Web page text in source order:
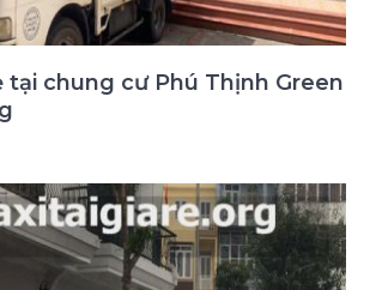
tại chung cư Phú Thịnh Green